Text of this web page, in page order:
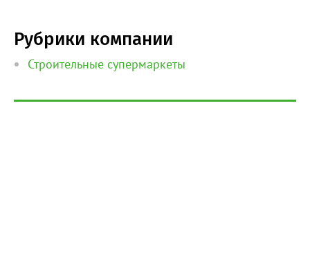
Рубрики компании
Строительные супермаркеты